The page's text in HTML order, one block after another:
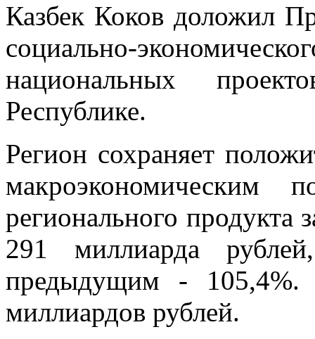
Казбек Коков доложил
социально-
национальных
Республике.
Регион сохраняет
макроэкономическим
регионального
291 миллиарда
предыдущим - 105,4%.
миллиардов рублей.